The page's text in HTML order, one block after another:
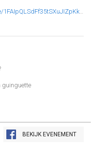
guinguette
BEKIJK EVENEMENT